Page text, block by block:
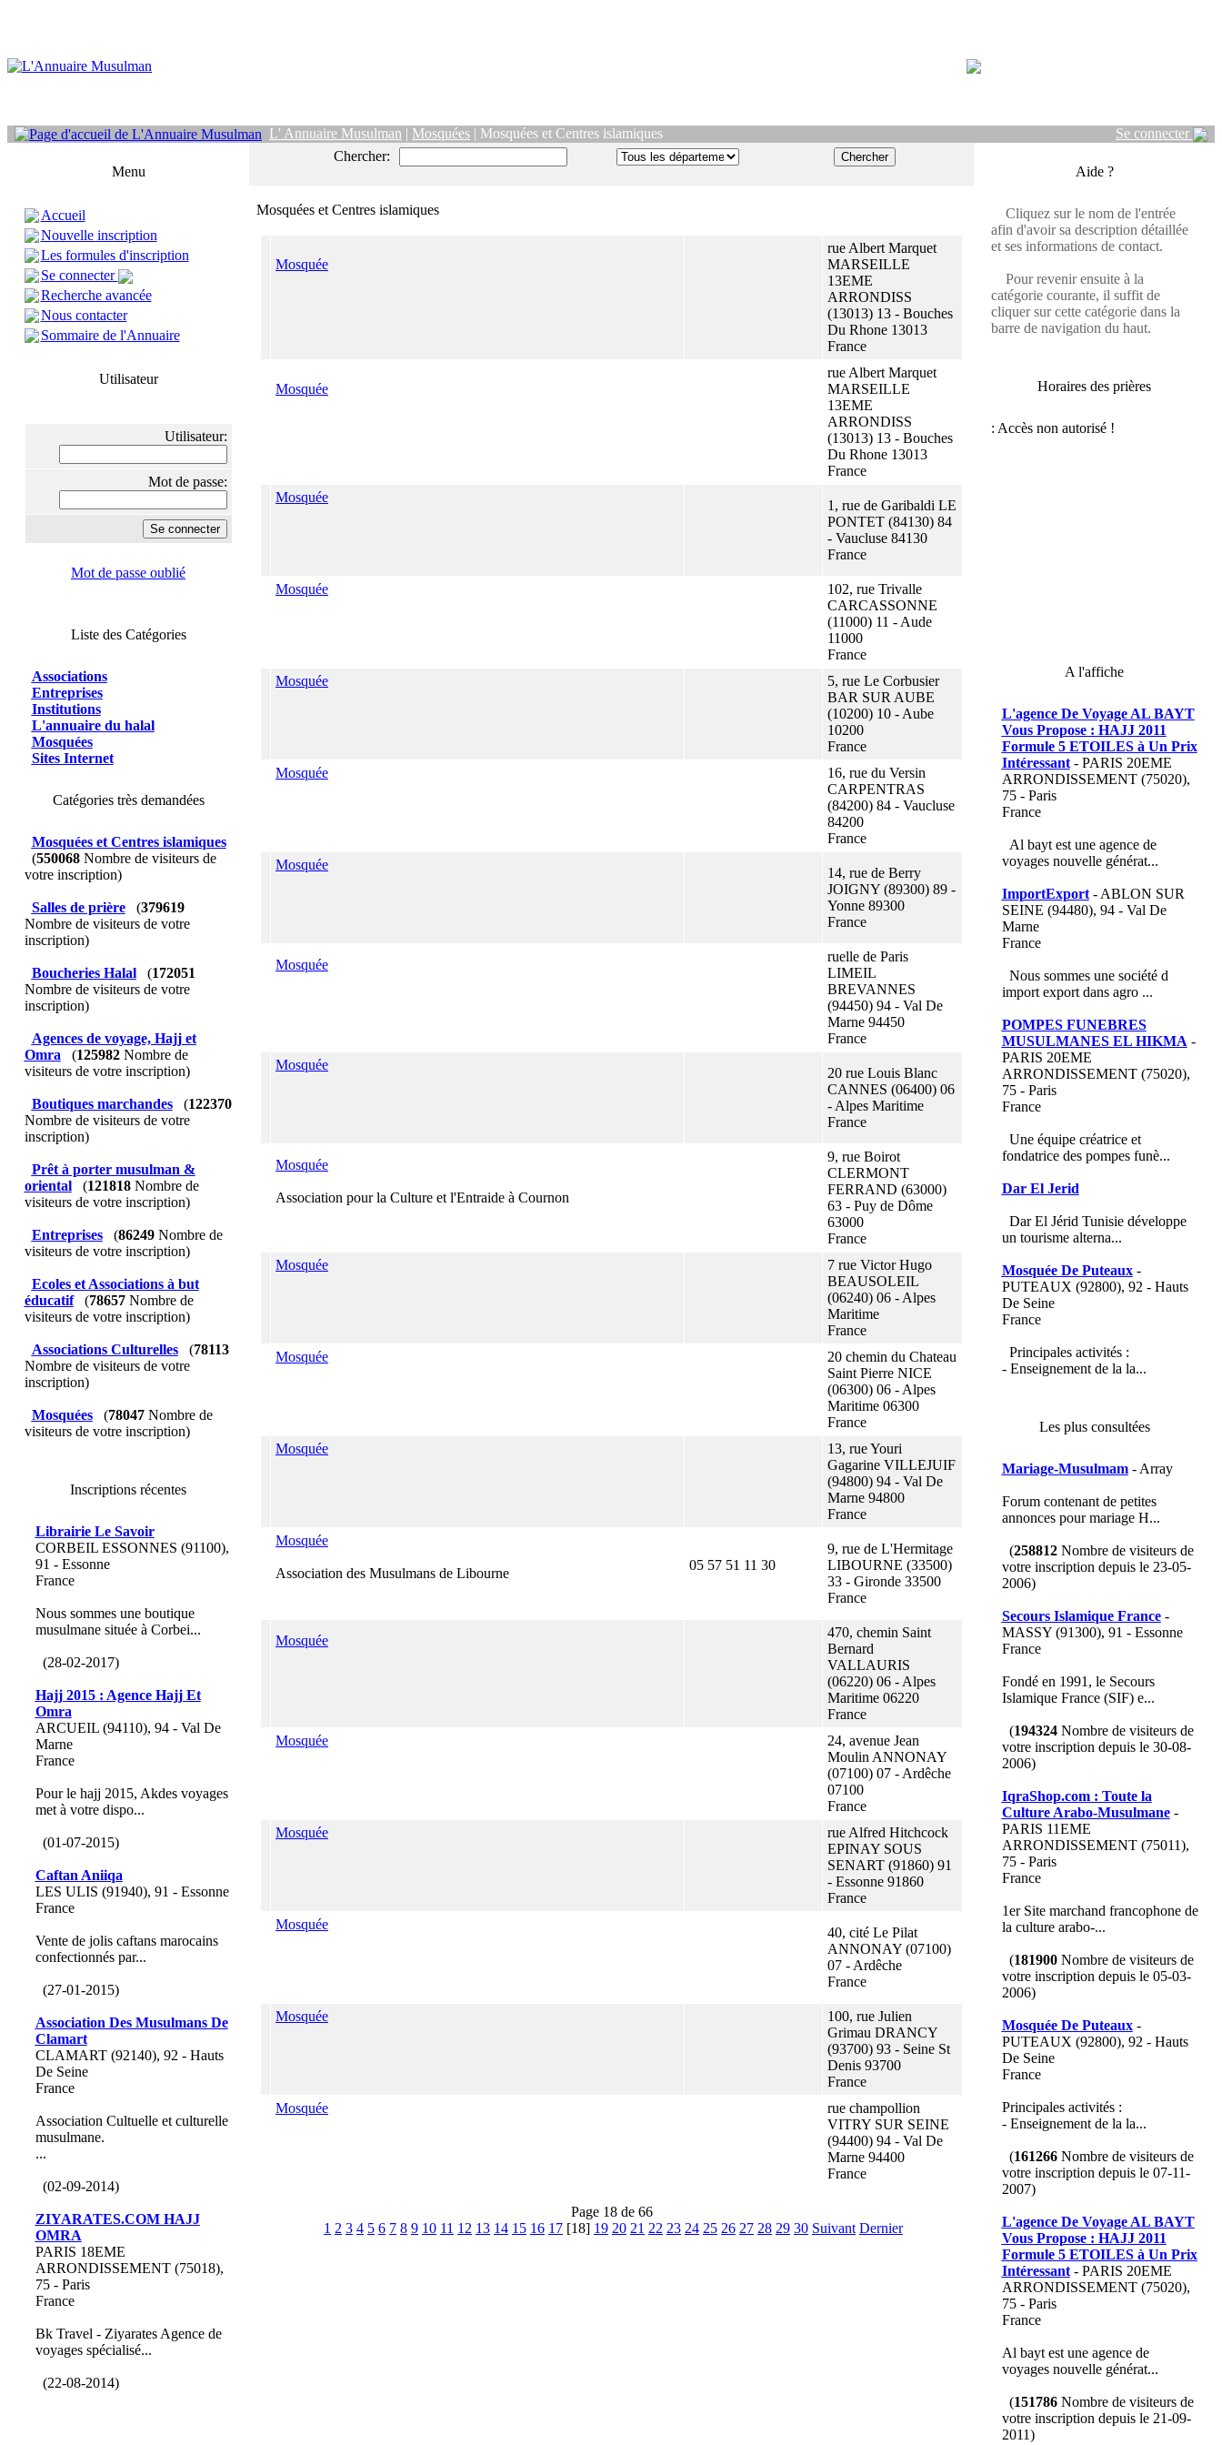
L' Annuaire Musulman | Mosquées | Mosquées et Centres islamiques Se connecter
Menu
Accueil
Nouvelle inscription
Les formules d'inscription
Se connecter
Recherche avancée
Nous contacter
Sommaire de l'Annuaire
Utilisateur
Utilisateur:
Mot de passe:
Mot de passe oublié
Liste des Catégories
Associations
Entreprises
Institutions
L'annuaire du halal
Mosquées
Sites Internet
Catégories très demandées
Mosquées et Centres islamiques
(550068Nombre de visiteurs de
votre inscription)
Salles de prière (379619
Nombre de visiteurs de votre
inscription)
Boucheries Halal (172051
Nombre de visiteurs de votre
inscription)
Agences de voyage, Hajj et
Omra
(125982Nombre de
visiteurs de votre inscription)
Boutiques marchandes (122370
Nombre de visiteurs de votre
inscription)
Prêt à porter musulman &
oriental
(121818Nombre de
visiteurs de votre inscription)
Entreprises (86249Nombre de
visiteurs de votre inscription)
Ecoles et Associations à but
éducatif
(78657Nombre de
visiteurs de votre inscription)
Associations Culturelles (78113
Nombre de visiteurs de votre
inscription)
Mosquées (78047Nombre de
visiteurs de votre inscription)
Inscriptions récentes
Librairie Le Savoir
CORBEIL ESSONNES (91100),
91 - Essonne
France
Nous sommes une boutique
musulmane située à Corbei...
(28-02-2017)
Hajj 2015 : Agence Hajj Et
Omra
ARCUEIL (94110), 94 - Val De
Marne
France
Pour le hajj 2015, Akdes voyages
met à votre dispo...
(01-07-2015)
Caftan Aniiqa
LES ULIS (91940), 91 - Essonne
France
Vente de jolis caftans marocains
confectionnés par...
(27-01-2015)
Association Des Musulmans De
Clamart
CLAMART (92140), 92 - Hauts
De Seine
France
Association Cultuelle et culturelle
musulmane.
...
(02-09-2014)
ZIYARATES.COM HAJJ
OMRA
PARIS 18EME
ARRONDISSEMENT (75018),
75 - Paris
France
Bk Travel - Ziyarates Agence de
voyages spécialisé...
(22-08-2014)
Chercher:
Mosquées et Centres islamiques
Mosquée
rue Albert Marquet
MARSEILLE
13EME
ARRONDISS
(13013) 13 - Bouches
Du Rhone 13013
France
Mosquée
rue Albert Marquet
MARSEILLE
13EME
ARRONDISS
(13013) 13 - Bouches
Du Rhone 13013
France
Mosquée
1, rue de Garibaldi LE
PONTET (84130) 84
- Vaucluse 84130
France
Mosquée
102, rue Trivalle
CARCASSONNE
(11000) 11 - Aude
11000
France
Mosquée
5, rue Le Corbusier
BAR SUR AUBE
(10200) 10 - Aube
10200
France
Mosquée
16, rue du Versin
CARPENTRAS
(84200) 84 - Vaucluse
84200
France
Mosquée
14, rue de Berry
JOIGNY (89300) 89 -
Yonne 89300
France
Mosquée
ruelle de Paris
LIMEIL
BREVANNES
(94450) 94 - Val De
Marne 94450
France
Mosquée
20 rue Louis Blanc
CANNES (06400) 06
- Alpes Maritime
France
Mosquée
Association pour la Culture et l'Entraide à Cournon
9, rue Boirot
CLERMONT
FERRAND (63000)
63 - Puy de Dôme
63000
France
Mosquée
7 rue Victor Hugo
BEAUSOLEIL
(06240) 06 - Alpes
Maritime
France
Mosquée
20 chemin du Chateau
Saint Pierre NICE
(06300) 06 - Alpes
Maritime 06300
France
Mosquée
13, rue Youri
Gagarine VILLEJUIF
(94800) 94 - Val De
Marne 94800
France
Mosquée
Association des Musulmans de Libourne
05 57 51 11 30
9, rue de L'Hermitage
LIBOURNE (33500)
33 - Gironde 33500
France
Mosquée
470, chemin Saint
Bernard
VALLAURIS
(06220) 06 - Alpes
Maritime 06220
France
Mosquée
24, avenue Jean
Moulin ANNONAY
(07100) 07 - Ardêche
07100
France
Mosquée
rue Alfred Hitchcock
EPINAY SOUS
SENART (91860) 91
- Essonne 91860
France
Mosquée
40, cité Le Pilat
ANNONAY (07100)
07 - Ardêche
France
Mosquée
100, rue Julien
Grimau DRANCY
(93700) 93 - Seine St
Denis 93700
France
Mosquée
rue champollion
VITRY SUR SEINE
(94400) 94 - Val De
Marne 94400
France
Page 18 de 66
1 2 3 4 5 6 7 8 9 10 11 12 13 14 15 16 17 [18] 19 20 21 22 23 24 25 26 27 28 29 30 Suivant Dernier
Aide ?
Cliquez sur le nom de l'entrée
afin d'avoir sa description détaillée
et ses informations de contact.
Pour revenir ensuite à la
catégorie courante, il suffit de
cliquer sur cette catégorie dans la
barre de navigation du haut.
Horaires des prières
A l'affiche
L'agence De Voyage AL BAYT
Vous Propose : HAJJ 2011
Formule 5 ETOILES à Un Prix
Intéressant- PARIS 20EME
ARRONDISSEMENT (75020),
75 - Paris
France
Al bayt est une agence de
voyages nouvelle générat...
ImportExport- ABLON SUR
SEINE (94480), 94 - Val De
Marne
France
Nous sommes une société d
import export dans agro ...
POMPES FUNEBRES
MUSULMANES EL HIKMA -
PARIS 20EME
ARRONDISSEMENT (75020),
75 - Paris
France
Une équipe créatrice et
fondatrice des pompes funè...
Dar El Jerid
Dar El Jérid Tunisie développe
un tourisme alterna...
Mosquée De Puteaux-
PUTEAUX (92800), 92 - Hauts
De Seine
France
Principales activités :
- Enseignement de la la...
Les plus consultées
Mariage-Musulmam- Array
Forum contenant de petites
annonces pour mariage H...
(258812Nombre de visiteurs de
votre inscription depuis le 23-05-
2006)
Secours Islamique France-
MASSY (91300), 91 - Essonne
France
Fondé en 1991, le Secours
Islamique France (SIF) e...
(194324Nombre de visiteurs de
votre inscription depuis le 30-08-
2006)
IqraShop.com : Toute la
Culture Arabo-Musulmane-
PARIS 11EME
ARRONDISSEMENT (75011),
75 - Paris
France
1er Site marchand francophone de
la culture arabo-...
(181900Nombre de visiteurs de
votre inscription depuis le 05-03-
2006)
Mosquée De Puteaux-
PUTEAUX (92800), 92 - Hauts
De Seine
France
Principales activités :
- Enseignement de la la...
(161266Nombre de visiteurs de
votre inscription depuis le 07-11-
2007)
L'agence De Voyage AL BAYT
Vous Propose : HAJJ 2011
Formule 5 ETOILES à Un Prix
Intéressant- PARIS 20EME
ARRONDISSEMENT (75020),
75 - Paris
France
Al bayt est une agence de
voyages nouvelle générat...
(151786Nombre de visiteurs de
votre inscription depuis le 21-09-
2011)